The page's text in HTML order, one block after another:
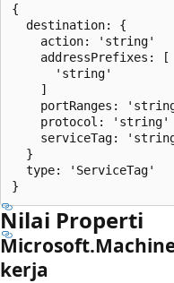
{
  destination: {
    action: 'string'
    addressPrefixes: [
      'string'
    ]
portRanges:
    protocol: 'string'
serviceTag:
  }
  type: 'ServiceTag'
Nilai Properti
kerja